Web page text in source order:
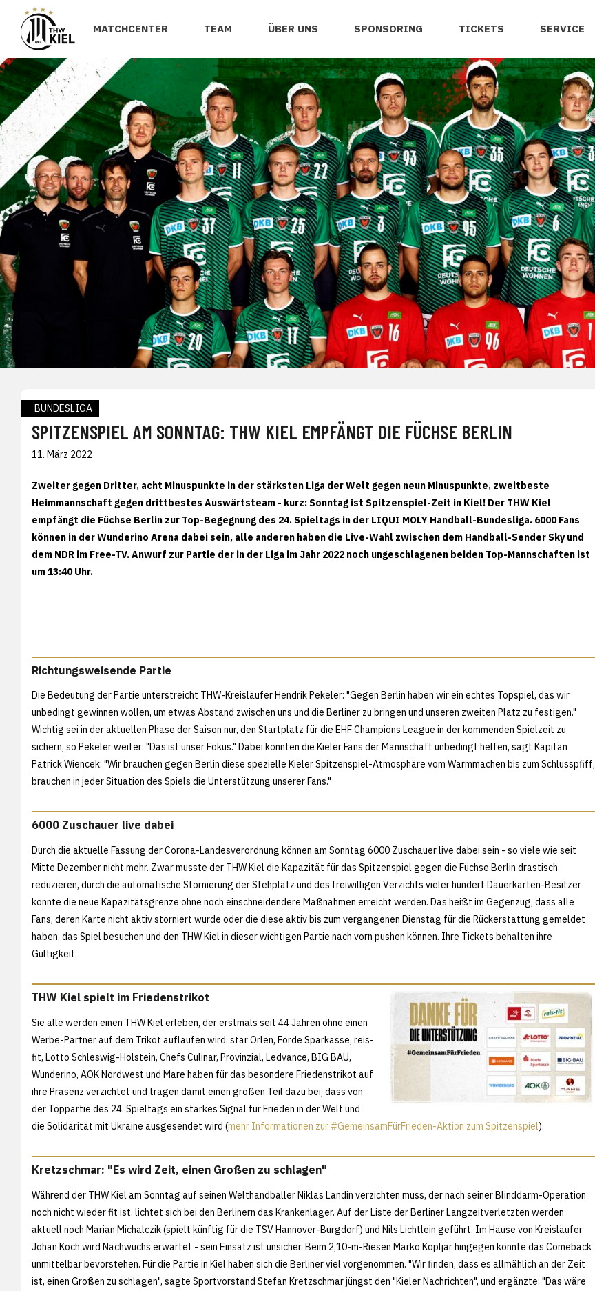
MATCHCENTER TEAM ÜBER UNS SPONSORING TICKETS SERVICE
BUNDESLIGA
SPITZENSPIEL AM SONNTAG: THW KIEL EMPFÄNGT DIE FÜCHSE BERLIN
11. März 2022
Zweiter gegen Dritter, acht Minuspunkte in der stärksten Liga der Welt gegen neun Minuspunkte, zweitbeste
Heimmannschaft gegen drittbestes Auswärtsteam - kurz: Sonntag ist Spitzenspiel-Zeit in Kiel! Der THW Kiel
empfängt die Füchse Berlin zur Top-Begegnung des 24. Spieltags in der LIQUI MOLY Handball-Bundesliga. 6000 Fans
können in der Wunderino Arena dabei sein, alle anderen haben die Live-Wahl zwischen dem Handball-Sender Sky und
dem NDR im Free-TV. Anwurf zur Partie der in der Liga im Jahr 2022 noch ungeschlagenen beiden Top-Mannschaften ist
um 13:40 Uhr.
Richtungsweisende Partie
Die Bedeutung der Partie unterstreicht THW-Kreisläufer Hendrik Pekeler: "Gegen Berlin haben wir ein echtes Topspiel, das wir
unbedingt gewinnen wollen, um etwas Abstand zwischen uns und die Berliner zu bringen und unseren zweiten Platz zu festigen."
Wichtig sei in der aktuellen Phase der Saison nur, den Startplatz für die EHF Champions League in der kommenden Spielzeit zu
sichern, so Pekeler weiter: "Das ist unser Fokus." Dabei könnten die Kieler Fans der Mannschaft unbedingt helfen, sagt Kapitän
Patrick Wiencek: "Wir brauchen gegen Berlin diese spezielle Kieler Spitzenspiel-Atmosphäre vom Warmmachen bis zum Schlusspfiff,
brauchen in jeder Situation des Spiels die Unterstützung unserer Fans."
6000 Zuschauer live dabei
Durch die aktuelle Fassung der Corona-Landesverordnung können am Sonntag 6000 Zuschauer live dabei sein - so viele wie seit
Mitte Dezember nicht mehr. Zwar musste der THW Kiel die Kapazität für das Spitzenspiel gegen die Füchse Berlin drastisch
reduzieren, durch die automatische Stornierung der Stehplätz und des freiwilligen Verzichts vieler hundert Dauerkarten-Besitzer
konnte die neue Kapazitätsgrenze ohne noch einschneidendere Maßnahmen erreicht werden. Das heißt im Gegenzug, dass alle
Fans, deren Karte nicht aktiv storniert wurde oder die diese aktiv bis zum vergangenen Dienstag für die Rückerstattung gemeldet
haben, das Spiel besuchen und den THW Kiel in dieser wichtigen Partie nach vorn pushen können. Ihre Tickets behalten ihre
Gültigkeit.
THW Kiel spielt im Friedenstrikot
Sie alle werden einen THW Kiel erleben, der erstmals seit 44 Jahren ohne einen
Werbe-Partner auf dem Trikot auflaufen wird. star Orlen, Förde Sparkasse, reis-
fit, Lotto Schleswig-Holstein, Chefs Culinar, Provinzial, Ledvance, BIG BAU,
Wunderino, AOK Nordwest und Mare haben für das besondere Friedenstrikot auf
ihre Präsenz verzichtet und tragen damit einen großen Teil dazu bei, dass von
der Toppartie des 24. Spieltags ein starkes Signal für Frieden in der Welt und
die Solidarität mit Ukraine ausgesendet wird (mehr Informationen zur #GemeinsamFürFrieden-Aktion zum Spitzenspiel).
Kretzschmar: "Es wird Zeit, einen Großen zu schlagen"
Während der THW Kiel am Sonntag auf seinen Welthandballer Niklas Landin verzichten muss, der nach seiner Blinddarm-Operation
noch nicht wieder fit ist, lichtet sich bei den Berlinern das Krankenlager. Auf der Liste der Berliner Langzeitverletzten werden
aktuell noch Marian Michalczik (spielt künftig für die TSV Hannover-Burgdorf) und Nils Lichtlein geführt. Im Hause von Kreisläufer
Johan Koch wird Nachwuchs erwartet - sein Einsatz ist unsicher. Beim 2,10-m-Riesen Marko Kopljar hingegen könnte das Comeback
unmittelbar bevorstehen. Für die Partie in Kiel haben sich die Berliner viel vorgenommen. "Wir finden, dass es allmählich an der Zeit
ist, einen Großen zu schlagen", sagte Sportvorstand Stefan Kretzschmar jüngst den "Kieler Nachrichten", und ergänzte: "Das wäre